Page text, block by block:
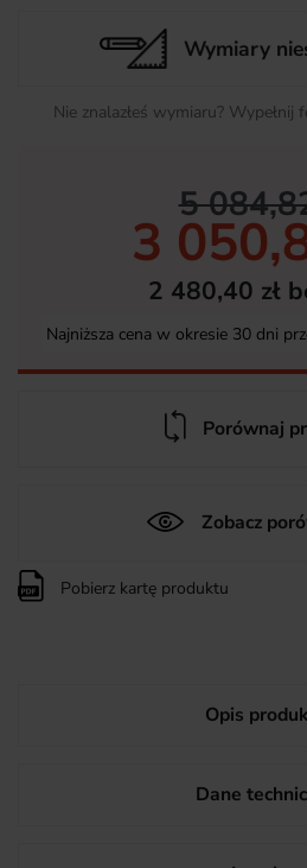
Wymiary
Nie znalazłeś wymiaru? Wypełnij
5
3
2 480,40 zł
Najniższa cena w okresie 30 dni
Porównaj
Zobacz
Pobierz kartę produktu
Opis
Dane